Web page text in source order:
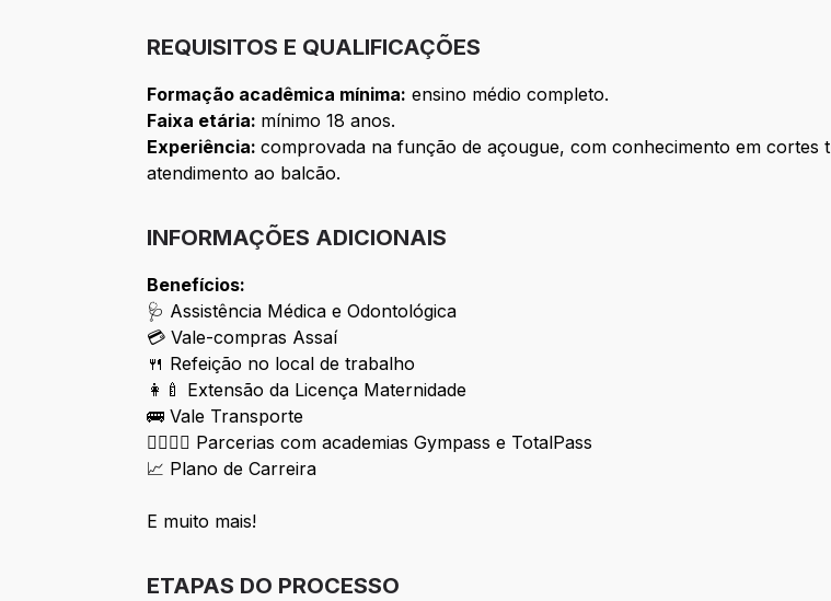
REQUISITOS E QUALIFICAÇÕES
Formação acadêmica mínima: ensino médio completo.
Faixa etária: mínimo 18 anos.
Experiência:comprovada na função de açougue, com conhecimento em cortes
atendimento ao balcão.
INFORMAÇÕES ADICIONAIS
Benefícios:
🩺 Assistência Médica e Odontológica
💳 Vale-compras Assaí
🍴 Refeição no local de trabalho
👩‍🍼 Extensão da Licença Maternidade
🚌 Vale Transporte
🏋️‍♀️🏋️‍♂️ Parcerias com academias Gympass e TotalPass
📈 Plano de Carreira
E muito mais!
ETAPAS DO PROCESSO